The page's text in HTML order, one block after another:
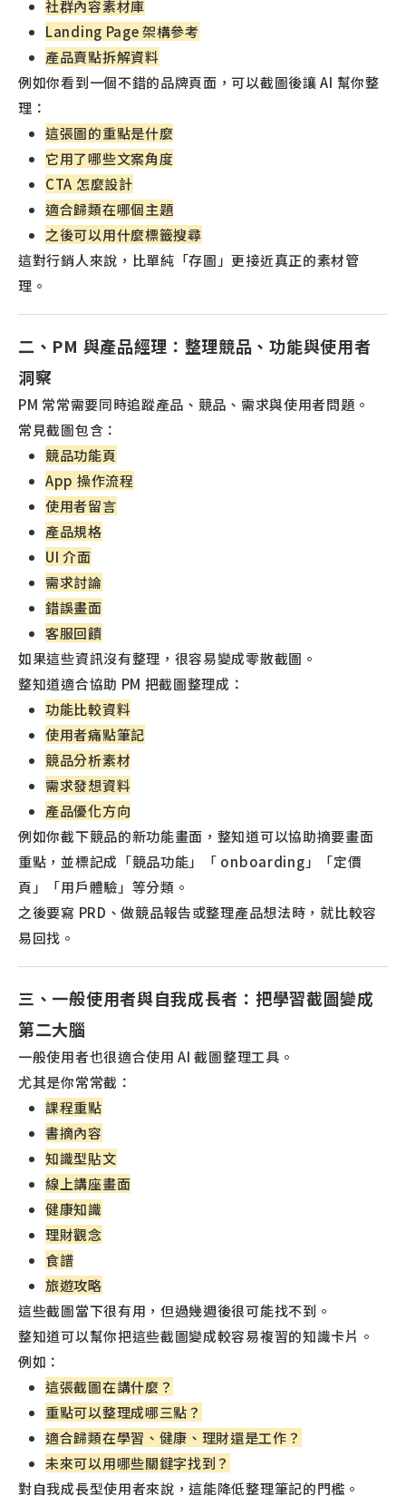
社群內容素材庫
Landing Page 架構參考
產品賣點拆解資料
例如你看到一個不錯的品牌頁面，可以截圖後讓 AI 幫你整
理：
這張圖的重點是什麼
它用了哪些文案角度
CTA 怎麼設計
適合歸類在哪個主題
之後可以用什麼標籤搜尋
這對行銷人來說，比單純「存圖」更接近真正的素材管
理。
二、PM 與產品經理：整理競品、功能與使用者
洞察
PM 常常需要同時追蹤產品、競品、需求與使用者問題。
常見截圖包含：
競品功能頁
App 操作流程
使用者留言
產品規格
UI 介面
需求討論
錯誤畫面
客服回饋
如果這些資訊沒有整理，很容易變成零散截圖。
整知道適合協助 PM 把截圖整理成：
功能比較資料
使用者痛點筆記
競品分析素材
需求發想資料
產品優化方向
例如你截下競品的新功能畫面，整知道可以協助摘要畫面
重點，並標記成「競品功能」「 onboarding」「定價
頁」「用戶體驗」等分類。
之後要寫 PRD、做競品報告或整理產品想法時，就比較容
易回找。
三、一般使用者與自我成長者：把學習截圖變成
第二大腦
一般使用者也很適合使用 AI 截圖整理工具。
尤其是你常常截：
課程重點
書摘內容
知識型貼文
線上講座畫面
健康知識
理財觀念
食譜
旅遊攻略
這些截圖當下很有用，但過幾週後很可能找不到。
整知道可以幫你把這些截圖變成較容易複習的知識卡片。
例如：
這張截圖在講什麼？
重點可以整理成哪三點？
適合歸類在學習、健康、理財還是工作？
未來可以用哪些關鍵字找到？
對自我成長型使用者來說，這能降低整理筆記的門檻。